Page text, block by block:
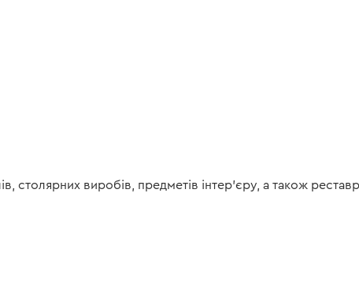
столярних виробів, предметів інтер’єру, а також